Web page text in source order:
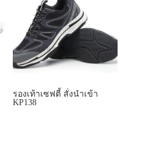
รองเท้าเซฟตี้ สั่งนำเข้า
KP138